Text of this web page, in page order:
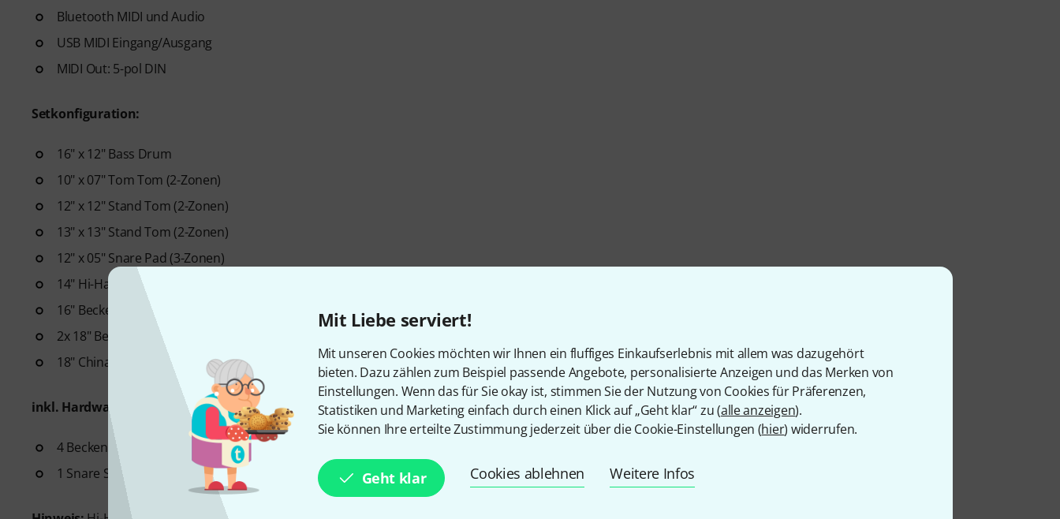
Mit Liebe serviert!
Mit unseren Cookies möchten wir Ihnen ein fluffiges Einkaufserlebnis mit allem was dazugehört
bieten. Dazu zählen zum Beispiel passende Angebote, personalisierte Anzeigen und das Merken von
Einstellungen. Wenn das für Sie okay ist, stimmen Sie der Nutzung von Cookies für Präferenzen,
Statistiken und Marketing einfach durch einen Klick auf „Geht klar“ zu (alle anzeigen).
Sie können Ihre erteilte Zustimmung jederzeit über die Cookie-Einstellungen (hier) widerrufen.
Geht klar Cookies ablehnen Weitere Infos
Bluetooth MIDI und Audio
USB MIDI Eingang/Ausgang
MIDI Out: 5-pol DIN
Setkonfiguration:
16" x 12" Bass Drum
10" x 07" Tom Tom (2-Zonen)
12" x 12" Stand Tom (2-Zonen)
13" x 13" Stand Tom (2-Zonen)
12" x 05" Snare Pad (3-Zonen)
14" Hi-Hat Pad (3-Zonen)
16" Beckenpad (3-Zonen)
2x 18" Beckenpad (3-Zonen)
18" China Beckenpad (2-Zonen)
inkl. Hardwareset:
4 Beckenständer
1 Snare Ständer